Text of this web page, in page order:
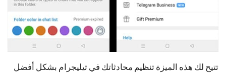
تتيح لك هذه الميزة تنظيم محادثاتك في تيليجرام بشكل أفضل